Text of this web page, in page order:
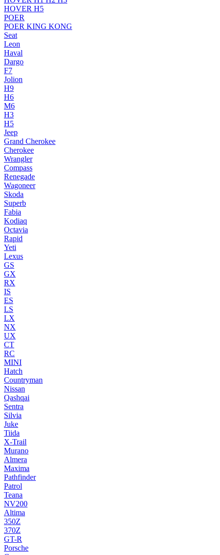
HOVER H5
POER
POER KING KONG
Seat
Leon
Haval
Dargo
F7
Jolion
H9
H6
M6
H3
H5
Jeep
Grand Cherokee
Cherokee
Wrangler
Compass
Renegade
Wagoneer
Skoda
Superb
Fabia
Kodiaq
Octavia
Rapid
Yeti
Lexus
GS
GX
RX
IS
ES
LS
LX
NX
UX
CT
RC
MINI
Hatch
Countryman
Nissan
Qashqai
Sentra
Silvia
Juke
Tiida
X-Trail
Murano
Almera
Maxima
Pathfinder
Patrol
Teana
NV200
Altima
350Z
370Z
GT-R
Porsche